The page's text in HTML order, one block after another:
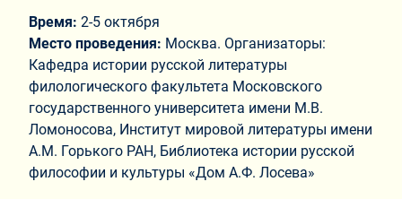
Время: 2-5 октября
Место проведения: Москва. Организаторы:
Кафедра истории русской литературы
филологического факультета Московского
государственного университета имени М.В.
Ломоносова, Институт мировой литературы имени
А.М. Горького РАН, Библиотека истории русской
философии и культуры «Дом А.Ф. Лосева»